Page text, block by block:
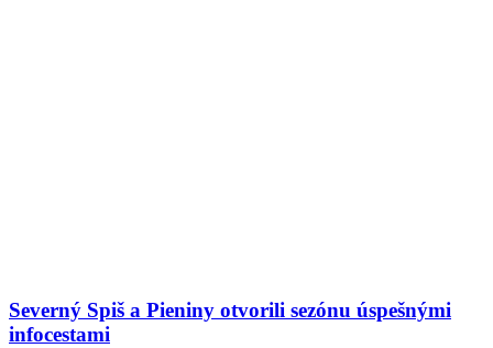
Severný Spiš a Pieniny otvorili sezónu úspešnými
infocestami